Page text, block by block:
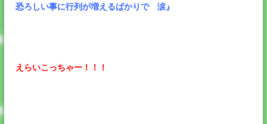
恐ろしい事に行列が増えるばかりで 涙』
えらいこっちゃー！！！